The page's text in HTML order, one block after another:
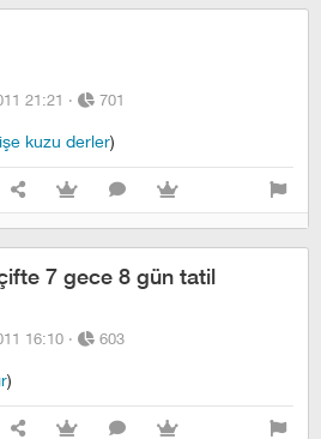
21:21 · 701
kuzu derler)
7 gece 8 gün tatil
16:10 · 603
)